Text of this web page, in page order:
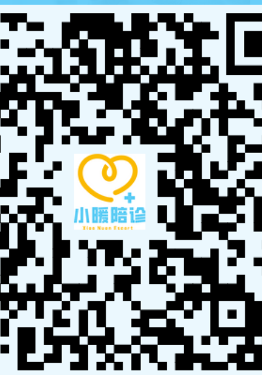
近年来，老年人因身体状况和生活习惯无法独立就医的情
况日益普遍，而医院复杂的就诊流程更是加大了这一需
求。与此同时，政府对老龄化社会的重视，也为医疗陪诊
行业的规范化和发展提供了政策支持，促使市场不断健康
小暖陪诊技能培训中心为希望进入这一领域的人士提供了
完善的培训项目，适合各类背景的人员。无论是从事家
政、养老、医疗服务的人员，还是有志于此的高校学生，
都能在这里找到适合自己的职业路径。良好的沟通能力和
服务意识是成功的关键。
每位患者的需求都不同，专业陪诊师能够根据具体情况提供
个性化服务。这种针对性的服务能够提高患者的满意度，使
他们感受到被重视。
陪诊师考试报名官网 陪诊师考试题目答案 陪诊师证书 陪诊师考证 陪诊
接单 陪诊考试 陪诊师报考 陪诊师培训 陪诊师证书 陪诊师报名
陪诊师官
http://www.zhipianrenhi.com/pei_zhen_kao_shi.php?
key=%E5%B9%B3%E9%A1%B6%E5%B1%B1%E9%99%AA%E8%AF%8A%E5
%AE%98%E6%96%B9%E6%94%B6%E8%B4%B9